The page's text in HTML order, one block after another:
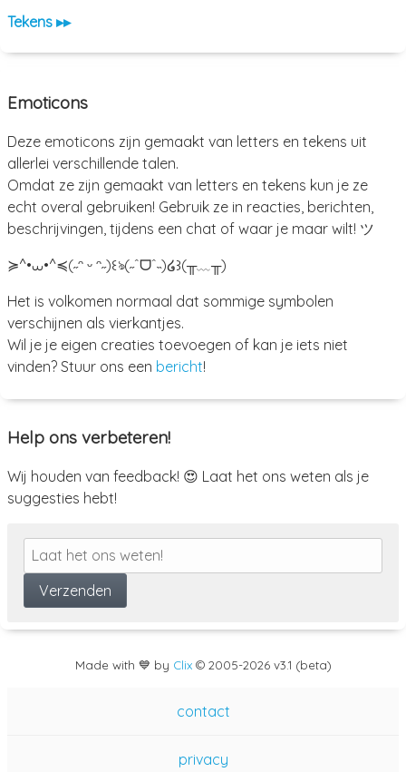
Tekens ▸▸
Emoticons
Deze emoticons zijn gemaakt van letters en tekens uit
allerlei verschillende talen.
Omdat ze zijn gemaakt van letters en tekens kun je ze
echt overal gebruiken! Gebruik ze in reacties, berichten,
beschrijvingen, tijdens een chat of waar je maar wilt! ツ
≽^•⩊•^≼(˶ᵔ ᵕ ᵔ˶)꒰ঌ(˶ˆᗜˆ˵)໒꒱(╥﹏╥)
Het is volkomen normaal dat sommige symbolen
verschijnen als vierkantjes.
Wil je je eigen creaties toevoegen of kan je iets niet
vinden? Stuur ons een bericht!
Help ons verbeteren!
Wij houden van feedback! 😍 Laat het ons weten als je
suggesties hebt!
Made with 💙 by Clix© 2005-2026 v3.1 (beta)
contact
privacy